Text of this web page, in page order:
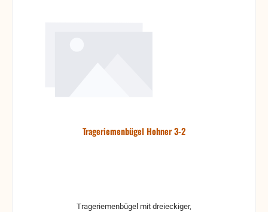
Trageriemenbügel Hohner 3-2
Trageriemenbügel mit dreieckiger,